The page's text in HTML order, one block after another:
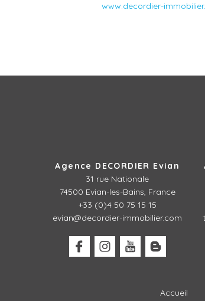
www.decordier-
Agence DECORDIER Evian
31 rue Nationale
74500 Evian-les-Bains, France
+33 (0)4 50 75 15 15
evian@decordier-immobilier.com
Accueil